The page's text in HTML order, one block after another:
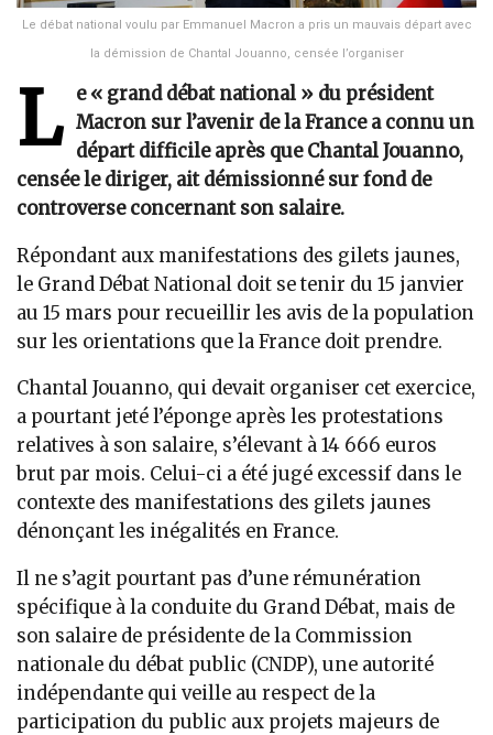
Le débat national voulu par Emmanuel Macron a pris un mauvais départ avec
la démission de Chantal Jouanno, censée l’organiser
L
e « grand débat national » du président
Macron sur l’avenir de la France a connu un
départ difficile après que Chantal Jouanno,
censée le diriger, ait démissionné sur fond de
controverse concernant son salaire.
Répondant aux manifestations des gilets jaunes,
le Grand Débat National doit se tenir du 15 janvier
au 15 mars pour recueillir les avis de la population
sur les orientations que la France doit prendre.
Chantal Jouanno, qui devait organiser cet exercice,
a pourtant jeté l’éponge après les protestations
relatives à son salaire, s’élevant à 14 666 euros
brut par mois. Celui-ci a été jugé excessif dans le
contexte des manifestations des gilets jaunes
dénonçant les inégalités en France.
Il ne s’agit pourtant pas d’une rémunération
spécifique à la conduite du Grand Débat, mais de
son salaire de présidente de la Commission
nationale du débat public (CNDP), une autorité
indépendante qui veille au respect de la
participation du public aux projets majeurs de